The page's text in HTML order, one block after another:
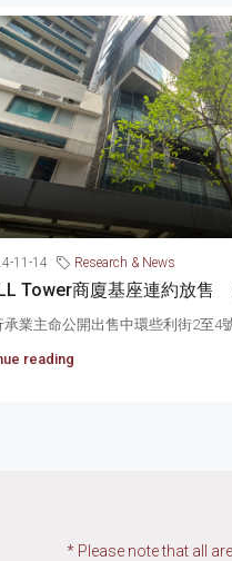
11-14 Research & News
Tower商廈基座連約放售
業主命公開出售中環些利街2至4號
reading
* Please note that all